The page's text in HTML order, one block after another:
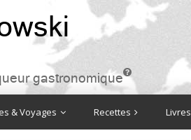
gastronomique

& Voyages Recettes Livres